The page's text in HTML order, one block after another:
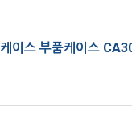
이스 부품케이스